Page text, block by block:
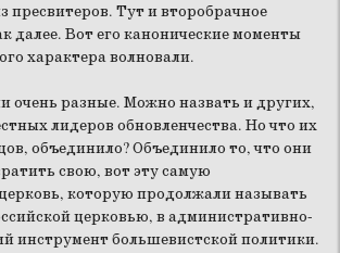
пресвитеров. Тут и второбрачное
далее. Вот его канонические моменты
характера волновали.
очень разные. Можно назвать и других,
лидеров обновленчества. Но что их
объединило? Объединило то, что они
свою, вот эту самую
которую продолжали называть
церковью, в административно-
инструмент большевистской политики.